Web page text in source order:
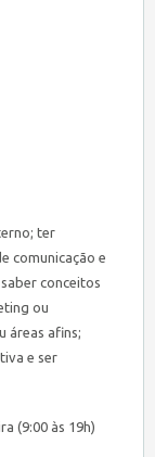
ter
comunicação e
conceitos
ou
áreas afins;
e ser
(9:00 às 19h)